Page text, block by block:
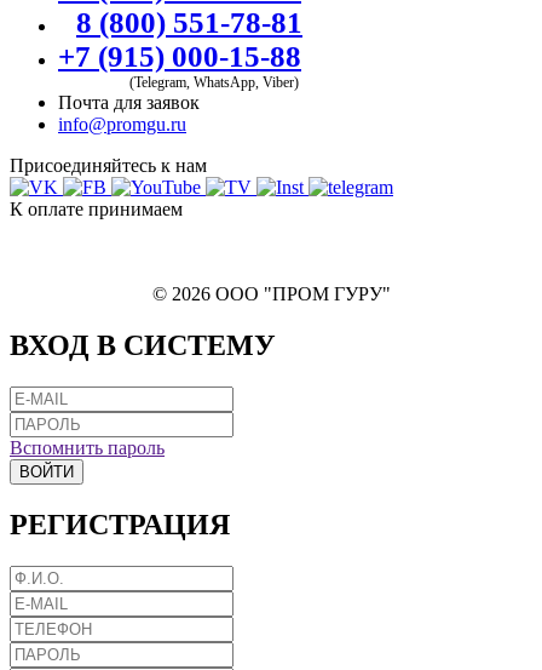
8 (800) 551-78-81
+7 (915) 000-15-88
(Telegram, WhatsApp, Viber)
Почта для заявок
info@promgu.ru
Присоединяйтесь к нам
К оплате принимаем
© 2026 ООО "ПРОМ ГУРУ"
ВХОД В СИСТЕМУ
Вспомнить пароль
ВОЙТИ
РЕГИСТРАЦИЯ